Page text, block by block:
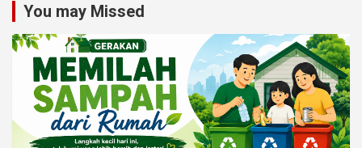
You may Missed